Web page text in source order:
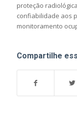
proteção
confiabilidade aos
monitoramento
Compartilhe